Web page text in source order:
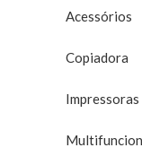
Acessórios
Copiadora
Impressoras